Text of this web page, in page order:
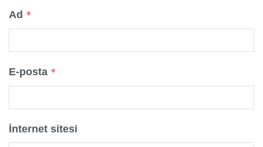
Ad *
E-posta *
İnternet sitesi